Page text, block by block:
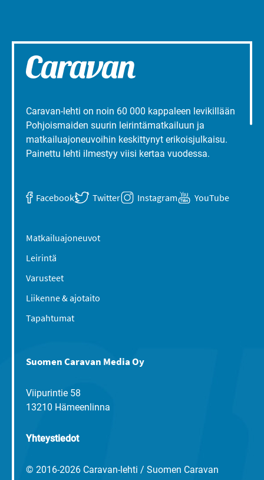
Caravan-lehti on noin 60 000 kappaleen levikillään
Pohjoismaiden suurin leirintämatkailuun ja
matkailuajoneuvoihin keskittynyt erikoisjulkaisu.
Painettu lehti ilmestyy viisi kertaa vuodessa.
Facebook Twitter Instagram YouTube
Matkailuajoneuvot
Leirintä
Varusteet
Liikenne & ajotaito
Tapahtumat
Suomen Caravan Media Oy
Viipurintie 58
13210 Hämeenlinna
Yhteystiedot
© 2016-2026 Caravan-lehti / Suomen Caravan